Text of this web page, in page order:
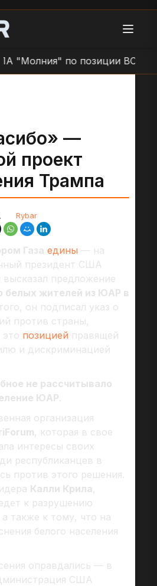
по позиции ВСУ в
—
проект
Трампа
Rybar
Газа едины — на
президент США
высказал предложение
белых жителей из ЮАР в
он подписал указ о
против страны,
это позицией правящей
и дискриминацией
не рассчитывало
ЮАР.
организация
, которая в свое
интересы своих
республиканцев в
против этого решения.
Калли Крила,
к разрушению
также к тому, что на
белого населения
оправдались — в
США